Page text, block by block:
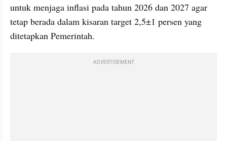
untuk menjaga inflasi pada tahun 2026 dan 2027 agar
tetap berada dalam kisaran target 2,5±1 persen yang
ditetapkan Pemerintah.
ADVERTISEMENT